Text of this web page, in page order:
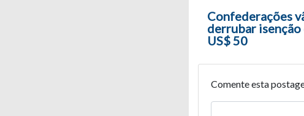
Navegação
Confederações
derrubar isenção
US$ 50
Comente esta